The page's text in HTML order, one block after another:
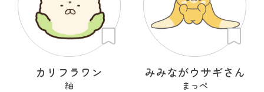
カリフラワン
紬
みみながウサギさん
まっぺ